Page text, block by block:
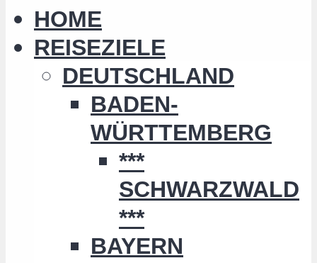
HOME
REISEZIELE
DEUTSCHLAND
BADEN-
WÜRTTEMBERG
***
SCHWARZWALD
***
BAYERN